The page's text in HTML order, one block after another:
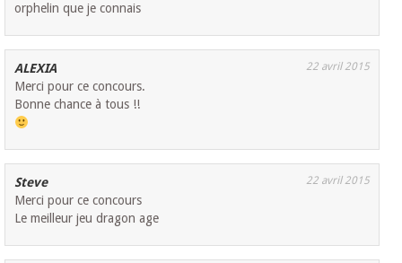
orphelin que je connais
ALEXIA 22 avril 2015
Merci pour ce concours.
Bonne chance à tous !!
Steve 22 avril 2015
Merci pour ce concours
Le meilleur jeu dragon age